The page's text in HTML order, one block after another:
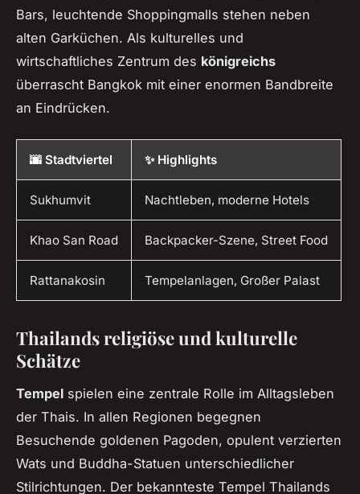
Bars, leuchtende Shoppingmalls stehen neben
alten Garküchen. Als kulturelles und
wirtschaftliches Zentrum des königreichs
überrascht Bangkok mit einer enormen Bandbreite
an Eindrücken.
🌆 Stadtviertel ✨ Highlights
Sukhumvit Nachtleben, moderne Hotels
Khao San Road Backpacker-Szene, Street Food
Rattanakosin Tempelanlagen, Großer Palast
Thailands religiöse und kulturelle
Schätze
Tempel spielen eine zentrale Rolle im Alltagsleben
der Thais. In allen Regionen begegnen
Besuchende goldenen Pagoden, opulent verzierten
Wats und Buddha-Statuen unterschiedlicher
Stilrichtungen. Der bekannteste Tempel Thailands